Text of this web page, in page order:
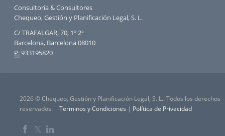
Consultoría & Consultores
Chequeo, Gestión y Planificación Legal, S. L.
C/ TRAFALGAR, 70, 1º 2ª
Barcelona, Barcelona 08010
P:933195820
2026 © Chequeo, Gestión y Planificación Legal, S. L.. Todos los derechos
reservados.
Terminos y Condiciones | Política de Privacidad
𝕏